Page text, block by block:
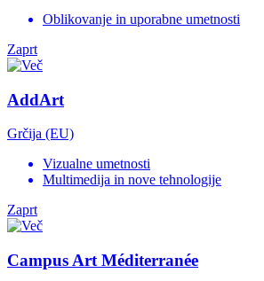
Oblikovanje in uporabne umetnosti
Zaprt
AddArt
Grčija (EU)
Vizualne umetnosti
Multimedija in nove tehnologije
Zaprt
Campus Art Méditerranée